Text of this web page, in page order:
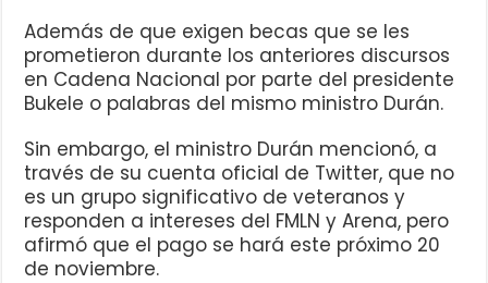
Además de que exigen becas que se les
prometieron durante los anteriores discursos
en Cadena Nacional por parte del presidente
Bukele o palabras del mismo ministro Durán.
Sin embargo, el ministro Durán mencionó, a
través de su cuenta oficial de Twitter, que no
es un grupo significativo de veteranos y
responden a intereses del FMLN y Arena, pero
afirmó que el pago se hará este próximo 20
de noviembre.